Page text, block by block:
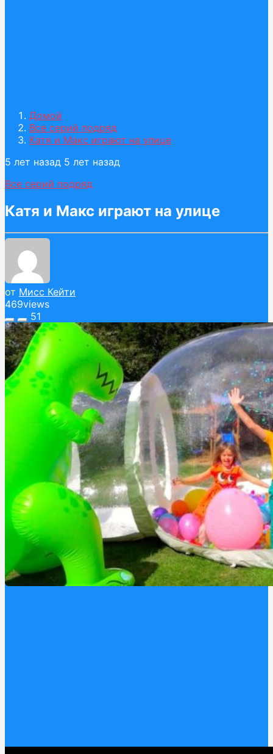
Домой
Все серий подряд
Катя и Макс играют на улице
5 лет назад 5 лет назад
Все серий подряд
Катя и Макс играют на улице
от Мисс Кейти
469views
51